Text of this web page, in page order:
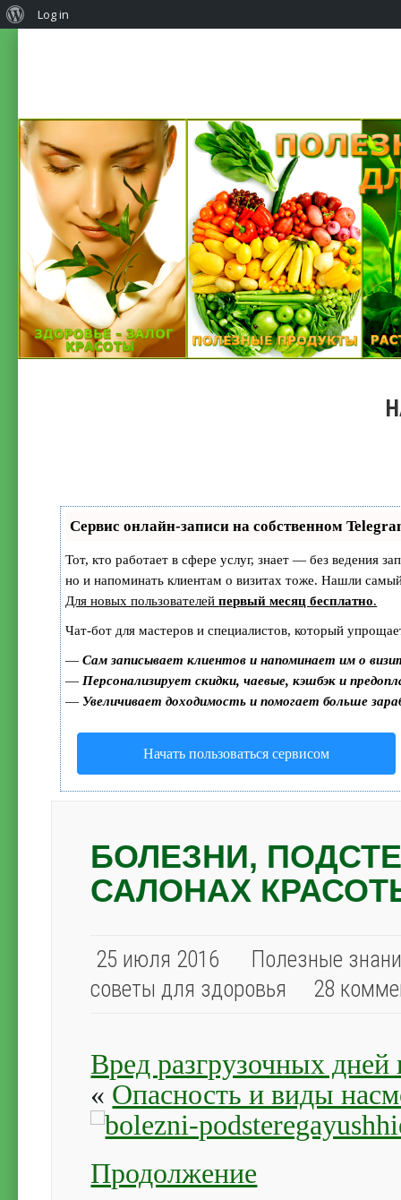
Сервис онлайн-записи на собственном
Тот, кто работает в сфере услуг, знает — без ведения
но и напоминать клиентам о визитах тоже. Нашли
Для новых пользователейпервый месяц бесплатно.
Чат-бот для мастеров и специалистов, который
—Сам записывает клиентов и напоминает им о
— Персонализирует скидки, чаевые, кэшбэк и
— Увеличивает доходимость и помогает больше
Начать пользоваться сервисом
БОЛЕЗНИ,
САЛОНАХ
25 июля 2016
Полезные
советы для здоровья
28
Вред разгрузочных дней
« Опасность и виды
Продолжение
Log in